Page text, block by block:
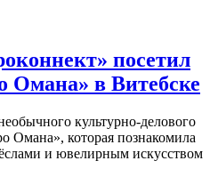
посетил
Омана» в Витебске
культурно-делового
Омана», которая познакомила
и ювелирным искусством